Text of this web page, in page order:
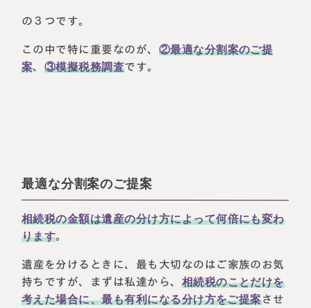
の３つです。
この中で特に重要なのが、②最適な分割案のご提
案、③模擬税務調査です。
最適な分割案のご提案
相続税の金額は遺産の分け方によって何倍にも変わ
ります。
遺産を分けるときに、最も大切なのはご家族のお気
持ちですが、まずは私達から、相続税のことだけを
考えた場合に、最も有利になる分け方をご提案させ